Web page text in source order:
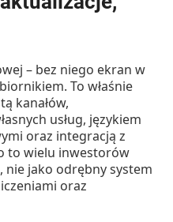
– bez niego ekran w
To właśnie
kanałów,
usług, językiem
oraz integracją z
to wielu inwestorów
nie jako odrębny system
oraz